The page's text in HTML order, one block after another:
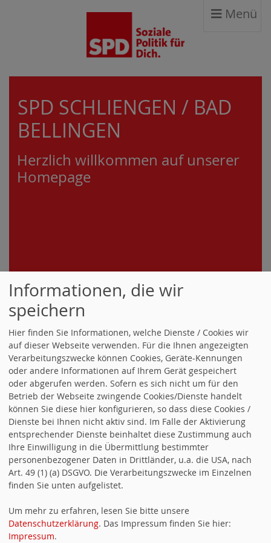
Menü
SPD SCHLIENGEN / BAD
BELLINGEN
Herzlich willkommen auf unserer
Homepage
RSS-Nachrichtenticker
RSS ist für den schnellen Nachrichtenaustausch
gedacht. Der Inhalt sind lediglich die Überschriften
und kurze Anreißer. Um RSS optimal zu nutzen, wird
ein spezielles Programm benötigt.
Moderne Browser bieten auch die Möglichkeit, RSS-
Der Inhalt entspricht der Nachrichtenübersicht. Bilder
Informationen, die wir
speichern
Hier finden Sie Informationen, welche Dienste / Cookies wir
auf dieser Webseite verwenden. Für die Ihnen angezeigten
Verarbeitungszwecke können Cookies, Geräte-Kennungen
oder andere Informationen auf Ihrem Gerät gespeichert
oder abgerufen werden. Sofern es sich nicht um für den
Betrieb der Webseite zwingende Cookies/Dienste handelt
können Sie diese hier konfigurieren, so dass diese Cookies /
Dienste bei Ihnen nicht aktiv sind. Im Falle der Aktivierung
entsprechender Dienste beinhaltet diese Zustimmung auch
Ihre Einwilligung in die Übermittlung bestimmter
personenbezogener Daten in Drittländer, u.a. die USA, nach
Art. 49 (1) (a) DSGVO. Die Verarbeitungszwecke im Einzelnen
finden Sie unten aufgelistet.
Um mehr zu erfahren, lesen Sie bitte unsere
Datenschutzerklärung. Das Impressum finden Sie hier:
Impressum.